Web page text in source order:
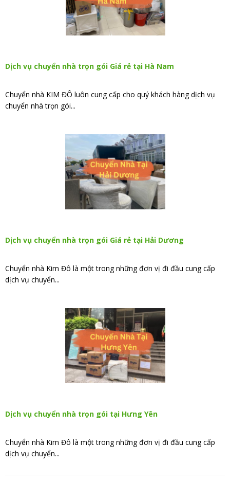
Dịch vụ chuyển nhà trọn gói Giá rẻ tại Hà Nam
Chuyển nhà KIM ĐÔ luôn cung cấp cho quý khách hàng dịch vụ
chuyển nhà trọn gói...
Dịch vụ chuyển nhà trọn gói Giá rẻ tại Hải Dương
Chuyển nhà Kim Đô là một trong những đơn vị đi đầu cung cấp
dịch vụ chuyển...
Dịch vụ chuyển nhà trọn gói tại Hưng Yên
Chuyển nhà Kim Đô là một trong những đơn vị đi đầu cung cấp
dịch vụ chuyển...